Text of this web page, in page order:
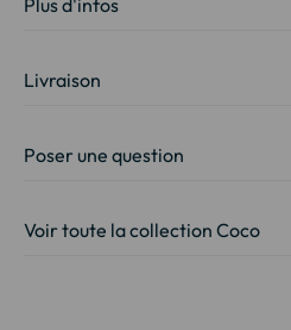
Plus d'infos
Livraison
Poser une question
Voir toute la collection Coco